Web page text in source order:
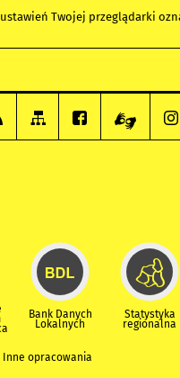
Twojej przeglądarki
Bank Danych
Lokalnych
Statystyka
regionalna
Inne opracowania